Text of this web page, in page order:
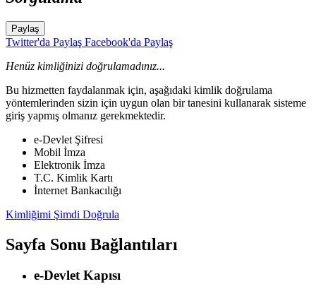
Paylaş
Twitter'da Paylaş Facebook'da Paylaş
Henüz kimliğinizi doğrulamadınız...
Bu hizmetten faydalanmak için, aşağıdaki kimlik doğrulama
yöntemlerinden sizin için uygun olan bir tanesini kullanarak sisteme
giriş yapmış olmanız gerekmektedir.
e-Devlet Şifresi
Mobil İmza
Elektronik İmza
T.C. Kimlik Kartı
İnternet Bankacılığı
Kimliğimi Şimdi Doğrula
Sayfa Sonu Bağlantıları
e-Devlet Kapısı